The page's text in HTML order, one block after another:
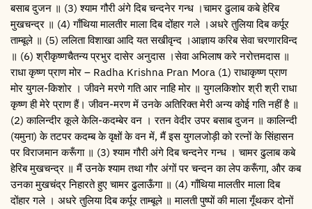
बसाब दुजन ॥ (3) श्याम गौरी अंगे दिब चन्दनेर गन्ध ।चामर ढुलाब कबे हेरिब
मुखचन्द्र ॥ (4) गाँथिया मालतीर माला दिब दोंहार गले ।अधरे तुलिया दिब कर्पूर
ताम्बूले ॥ (5) ललिता विशाखा आदि यत सखीवृन्द ।आज्ञाय करिब सेवा चरणारविन्द
॥ (6) श्रीकृष्णचैतन्य प्रभुर दासेर अनुदास ।सेवा अभिलाष करे नरोत्तमदास ॥
राधा कृष्ण प्राण मोर – Radha Krishna Pran Mora (1) राधाकृष्ण प्राण
मोर युगल-किशोर । जीवने मरणे गति आर नाहि मोर ॥ युगलकिशोर श्री श्री राधा
कृष्ण ही मेरे प्राण हैं। जीवन-मरण में उनके अतिरिक्त मेरी अन्य कोई गति नहीं है ॥
(2) कालिन्दीर कूले केलि-कदम्बेर वन । रतन वेदीर उपर बसाब दुजन ॥ कालिन्दी
(यमुना) के तटपर कदम्ब के वृक्षों के वन में, मैं इस युगलजोड़ी को रत्नों के सिंहासन
पर विराजमान करूँगा ॥ (3) श्याम गौरी अंगे दिब चन्दनेर गन्ध । चामर ढुलाब कबे
हेरिब मुखचन्द्र ॥ मैं उनके श्याम तथा गौर अंगों पर चन्दन का लेप करूँगा, और कब
उनका मुखचंद्र निहारते हुए चामर ढुलाऊँगा ॥ (4) गाँथिया मालतीर माला दिब
दोंहार गले । अधरे तुलिया दिब कर्पूर ताम्बूले ॥ मालती पुष्पों की माला गूँथकर दोनों